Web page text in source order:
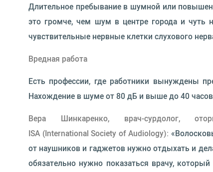
Длительное пребывание в шумной или
это громче, чем шум в центре города и
чувствительные нервные клетки слухового
Вредная работа
Есть профессии, где работники вынуждены
Нахождение в шуме от 80 дБ и выше до 40
Вера Шинкаренко, врач-сурдолог,
ISA (International Society of Audiology):
от наушников и гаджетов нужно отдыхать и
обязательно нужно показаться врачу,